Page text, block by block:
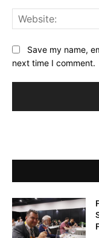
Save my name,
next time I comment.